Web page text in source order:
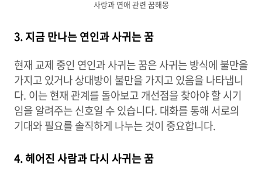
사랑과 연애 관련 꿈해몽
3. 지금 만나는 연인과 사귀는 꿈
현재 교제 중인 연인과 사귀는 꿈은 사귀는 방식에 불만을
가지고 있거나 상대방이 불만을 가지고 있음을 나타냅니
다. 이는 현재 관계를 돌아보고 개선점을 찾아야 할 시기
임을 알려주는 신호일 수 있습니다. 대화를 통해 서로의
기대와 필요를 솔직하게 나누는 것이 중요합니다.
4. 헤어진 사람과 다시 사귀는 꿈